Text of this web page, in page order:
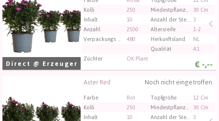
Direct @ Erzeuger
Kolli
250 Mindestpflanzenhöhe
30 Cm
Inhalt
10 Anzahl der Stecklinge/Pflanzen pro Topf
3
Anzahl
2500 Altersreife
1-2
480 Herkunftsland
NL
Qualität
A1
Züchter
OK Plant
€ -,--
Klicken Sie hier, um sich einzuloggen.
Noch nicht eingetroffen.
Aster Red
Farbe Rot Topfgröße
12 Cm
Kolli
250 Mindestpflanzenhöhe
30 Cm
Inhalt
10 Anzahl der Stecklinge/Pflanzen pro Topf
3
Sie müssen angemeldet sein, um kaufen zu können.
Klicken Sie hier, um sich einzuloggen.